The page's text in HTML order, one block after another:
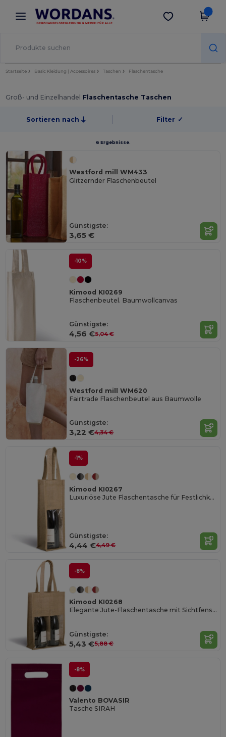
× Wordans App
Bessere Preise in der App!
App holen
Startseite Basic Kleidung | Accessoires Taschen Flaschentasche
Groß- und Einzelhandel Flaschentasche Taschen
Sortieren nach Filter ✓
6 Ergebnisse.
Westford mill WM433
Glitzernder Flaschenbeutel
Günstigste:
3,65 €
-10%
Kimood KI0269
Flaschenbeutel. Baumwollcanvas
Günstigste:
4,56 €5,04 €
-26%
Westford mill WM620
Fairtrade Flaschenbeutel aus Baumwolle
Günstigste:
3,22 €4,34 €
-1%
Kimood KI0267
Luxuriöse Jute Flaschentasche für Festlichkeiten
Günstigste:
4,44 €4,49 €
-8%
Kimood KI0268
Elegante Jute-Flaschentasche mit Sichtfenster
Günstigste:
5,43 €5,88 €
-8%
Valento BOVASIR
Tasche SIRAH